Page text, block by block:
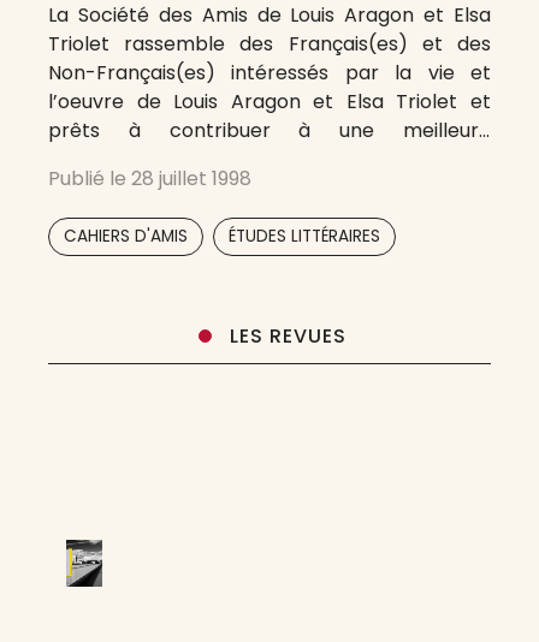
La Société des Amis de Louis Aragon et Elsa
Triolet rassemble des Français(es) et des
Non-Français(es) intéressés par la vie et
l’oeuvre de Louis Aragon et Elsa Triolet et
prêts à contribuer à une meilleure
Dans le détail, la Société veut: • Contribuer au
rayonnement des oeuvres de Louis
Publié le 28 juillet 1998
CAHIERS D'AMIS ÉTUDES LITTÉRAIRES
LES REVUES